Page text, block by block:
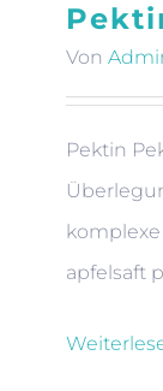
Von
Pektin
apfelsaft